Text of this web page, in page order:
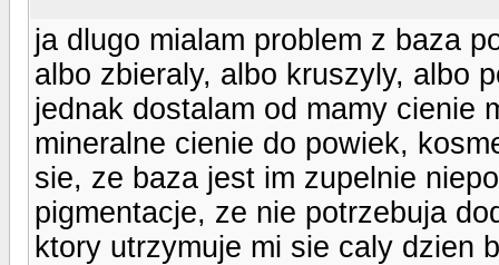
ja dlugo mialam problem z baza
albo zbieraly, albo kruszyly, albo
jednak dostalam od mamy cienie
mineralne cienie do powiek,
sie, ze baza jest im zupelnie
pigmentacje, ze nie potrzebuja
ktory utrzymuje mi sie caly dzien